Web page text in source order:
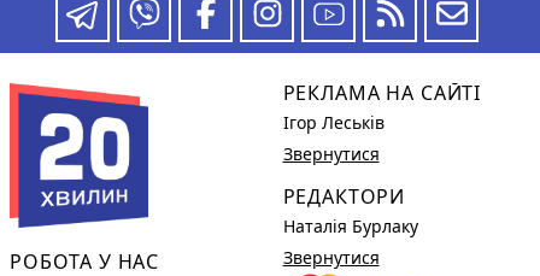
РОБОТА У НАС
РЕКЛАМА НА САЙТІ
Ігор Леськів
Звернутися
РЕДАКТОРИ
Наталія Бурлаку
Звернутися